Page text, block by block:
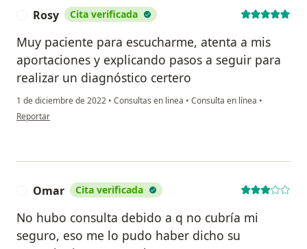
Rosy Cita verificada
Muy paciente para escucharme, atenta a mis
aportaciones y explicando pasos a seguir para
realizar un diagnóstico certero
1 de diciembre de 2022 • Consultas en linea • Consulta en línea •
en opinión del usuario Rosy
Reportar
Omar Cita verificada
No hubo consulta debido a q no cubría mi
seguro, eso me lo pudo haber dicho su